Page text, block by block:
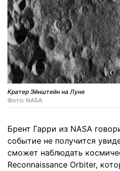
Кратер Эйнштейн на Луне
Фото: NASA
Брент Гарри из NASA
событие не получится
сможет наблюдать
Reconnaissance Orbiter,